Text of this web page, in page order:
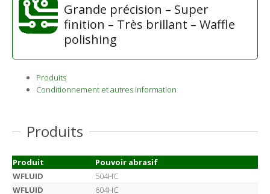
Grande précision – Super
finition – Très brillant – Waffle
polishing
Produits
Conditionnement et autres information
Produits
Produit
Pouvoir abrasif
WFLUID
504HC
WFLUID
604HC